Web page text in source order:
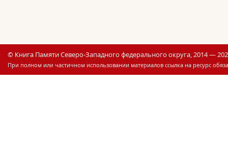
© Книга Памяти Северо-Западного федерального округа, 2014 —
При полном или частичном использовании материалов ссылка на ресурс